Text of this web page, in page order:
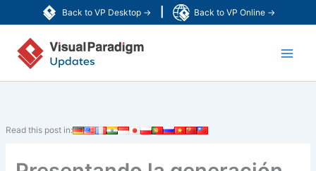
Back to VP Desktop → Back to VP Online →
al
contenido
Read this post in: